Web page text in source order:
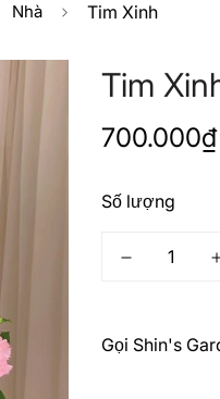
Nhà Tim Xinh
Tim
Giá
700.000₫
Số lượng
Gọi Shin's